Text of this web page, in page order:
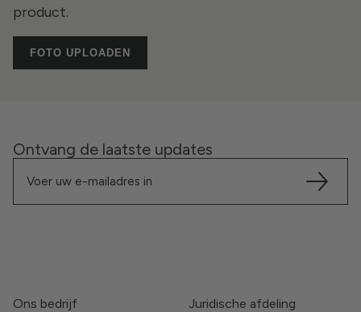
product.
FOTO UPLOADEN
Ontvang de laatste updates
Ons bedrijf Juridische afdeling